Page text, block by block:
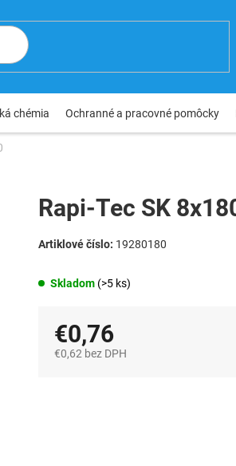
chémia Ochranné a pracovné pomôcky
Skladom (>5 ks)
Rapi-Tec SK
19280180
€0,76
€0,62 bez DPH